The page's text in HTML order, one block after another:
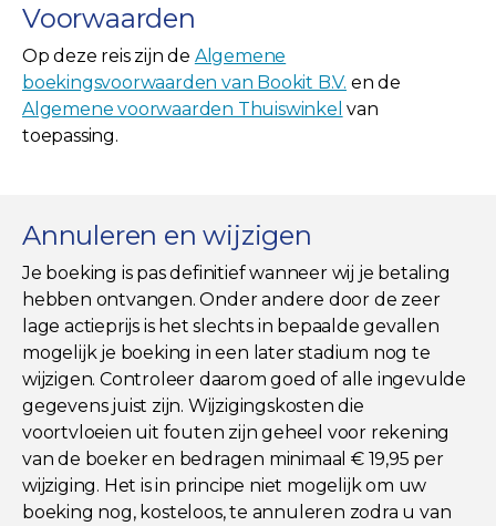
Voorwaarden
Op deze reis zijn de Algemene
boekingsvoorwaarden van Bookit B.V. en de
Algemene voorwaarden Thuiswinkel van
toepassing.
Annuleren en wijzigen
Je boeking is pas definitief wanneer wij je betaling
hebben ontvangen. Onder andere door de zeer
lage actieprijs is het slechts in bepaalde gevallen
mogelijk je boeking in een later stadium nog te
wijzigen. Controleer daarom goed of alle ingevulde
gegevens juist zijn. Wijzigingskosten die
voortvloeien uit fouten zijn geheel voor rekening
van de boeker en bedragen minimaal € 19,95 per
wijziging. Het is in principe niet mogelijk om uw
boeking nog, kosteloos, te annuleren zodra u van